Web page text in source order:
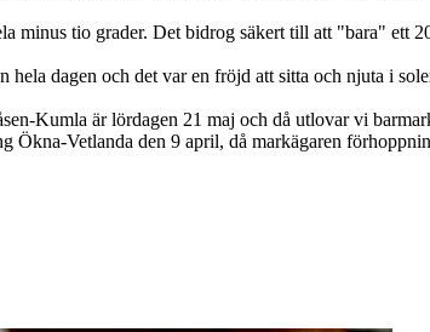
minus tio grader. Det bidrog säkert till att "bara"
hela dagen och det var en fröjd att sitta och njuta i
Kumla är lördagen 21 maj och då utlovar vi
Ökna-Vetlanda den 9 april, då markägaren